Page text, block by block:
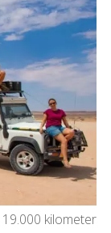
kilometer